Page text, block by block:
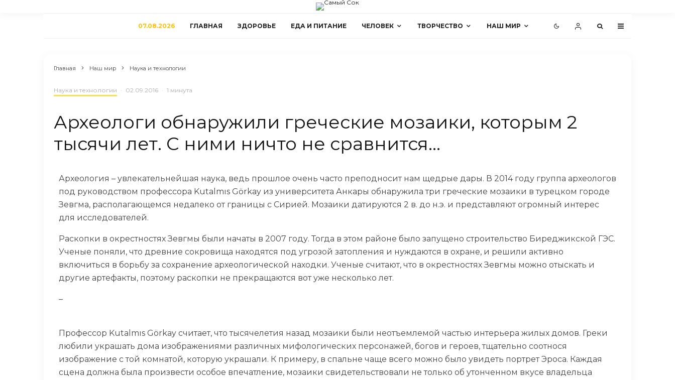
07.08.2026 ГЛАВНАЯ ЗДОРОВЬЕ ЕДА И ПИТАНИЕ ЧЕЛОВЕК ТВОРЧЕСТВО НАШ МИР
Главная Наш мир Наука и технологии
Наука и технологии · 02.09.2016 · 1 минута
Археологи обнаружили греческие мозаики, которым 2
тысячи лет. С ними ничто не сравнится…
Археология – увлекательнейшая наука, ведь прошлое очень часто преподносит нам щедрые дары. В 2014 году группа археологов
под руководством профессора Kutalmıs Görkay из университета Анкары обнаружила три греческие мозаики в турецком городе
Зевгма, располагающемся недалеко от границы с Сирией. Мозаики датируются 2 в. до н.э. и представляют огромный интерес
для исследователей.
Раскопки в окрестностях Зевгмы были начаты в 2007 году. Тогда в этом районе было запущено строительство Биреджикской ГЭС.
Ученые поняли, что древние сокровища находятся под угрозой затопления и нуждаются в охране, и решили активно
включиться в борьбу за сохранение археологической находки. Ученые считают, что в окрестностях Зевгмы можно отыскать и
другие артефакты, поэтому раскопки не прекращаются вот уже несколько лет.
–
Профессор Kutalmıs Görkay считает, что тысячелетия назад мозаики были неотъемлемой частью интерьера жилых домов. Греки
любили украшать дома изображениями различных мифологических персонажей, богов и героев, тщательно соотнося
изображение с той комнатой, которую украшали. К примеру, в спальне чаще всего можно было увидеть портрет Эроса. Каждая
сцена должна была произвести особое впечатление, мозаики свидетельствовали не только об утонченном вкусе владельца